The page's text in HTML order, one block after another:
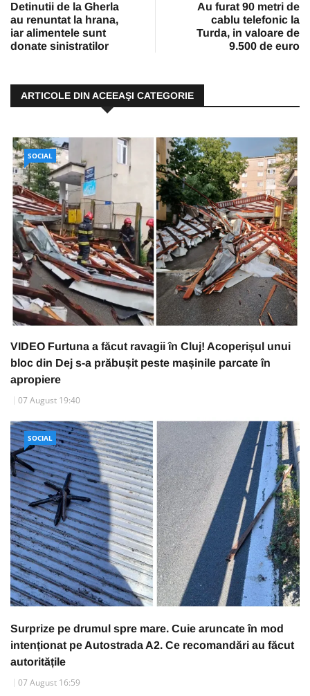
Detinutii de la Gherla
au renuntat la hrana,
iar alimentele sunt
donate sinistratilor
Au furat 90 metri de
cablu telefonic la
Turda, in valoare de
9.500 de euro
ARTICOLE DIN ACEEAŞI CATEGORIE
SOCIAL
VIDEO Furtuna a făcut ravagii în Cluj! Acoperișul unui
bloc din Dej s-a prăbușit peste mașinile parcate în
apropiere
07 August 19:40
SOCIAL
Surprize pe drumul spre mare. Cuie aruncate în mod
intenționat pe Autostrada A2. Ce recomandări au făcut
autoritățile
07 August 16:59